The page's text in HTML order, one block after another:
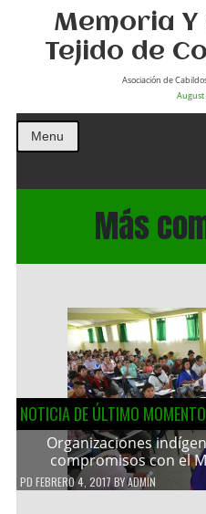
Memoria Y
Tejido de
Asociación de
August
Menu
Más
NOTICIA DE ÚLTIMO MOMENTO
Organizaciones
compromisos con el
PD FEBRERO 4, 2017 BYADMIN